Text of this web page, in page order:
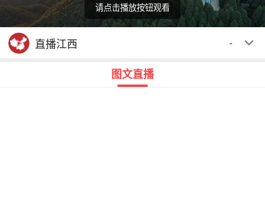
请点击播放按钮观看
回顾 00:00
直播江西 -
图文直播